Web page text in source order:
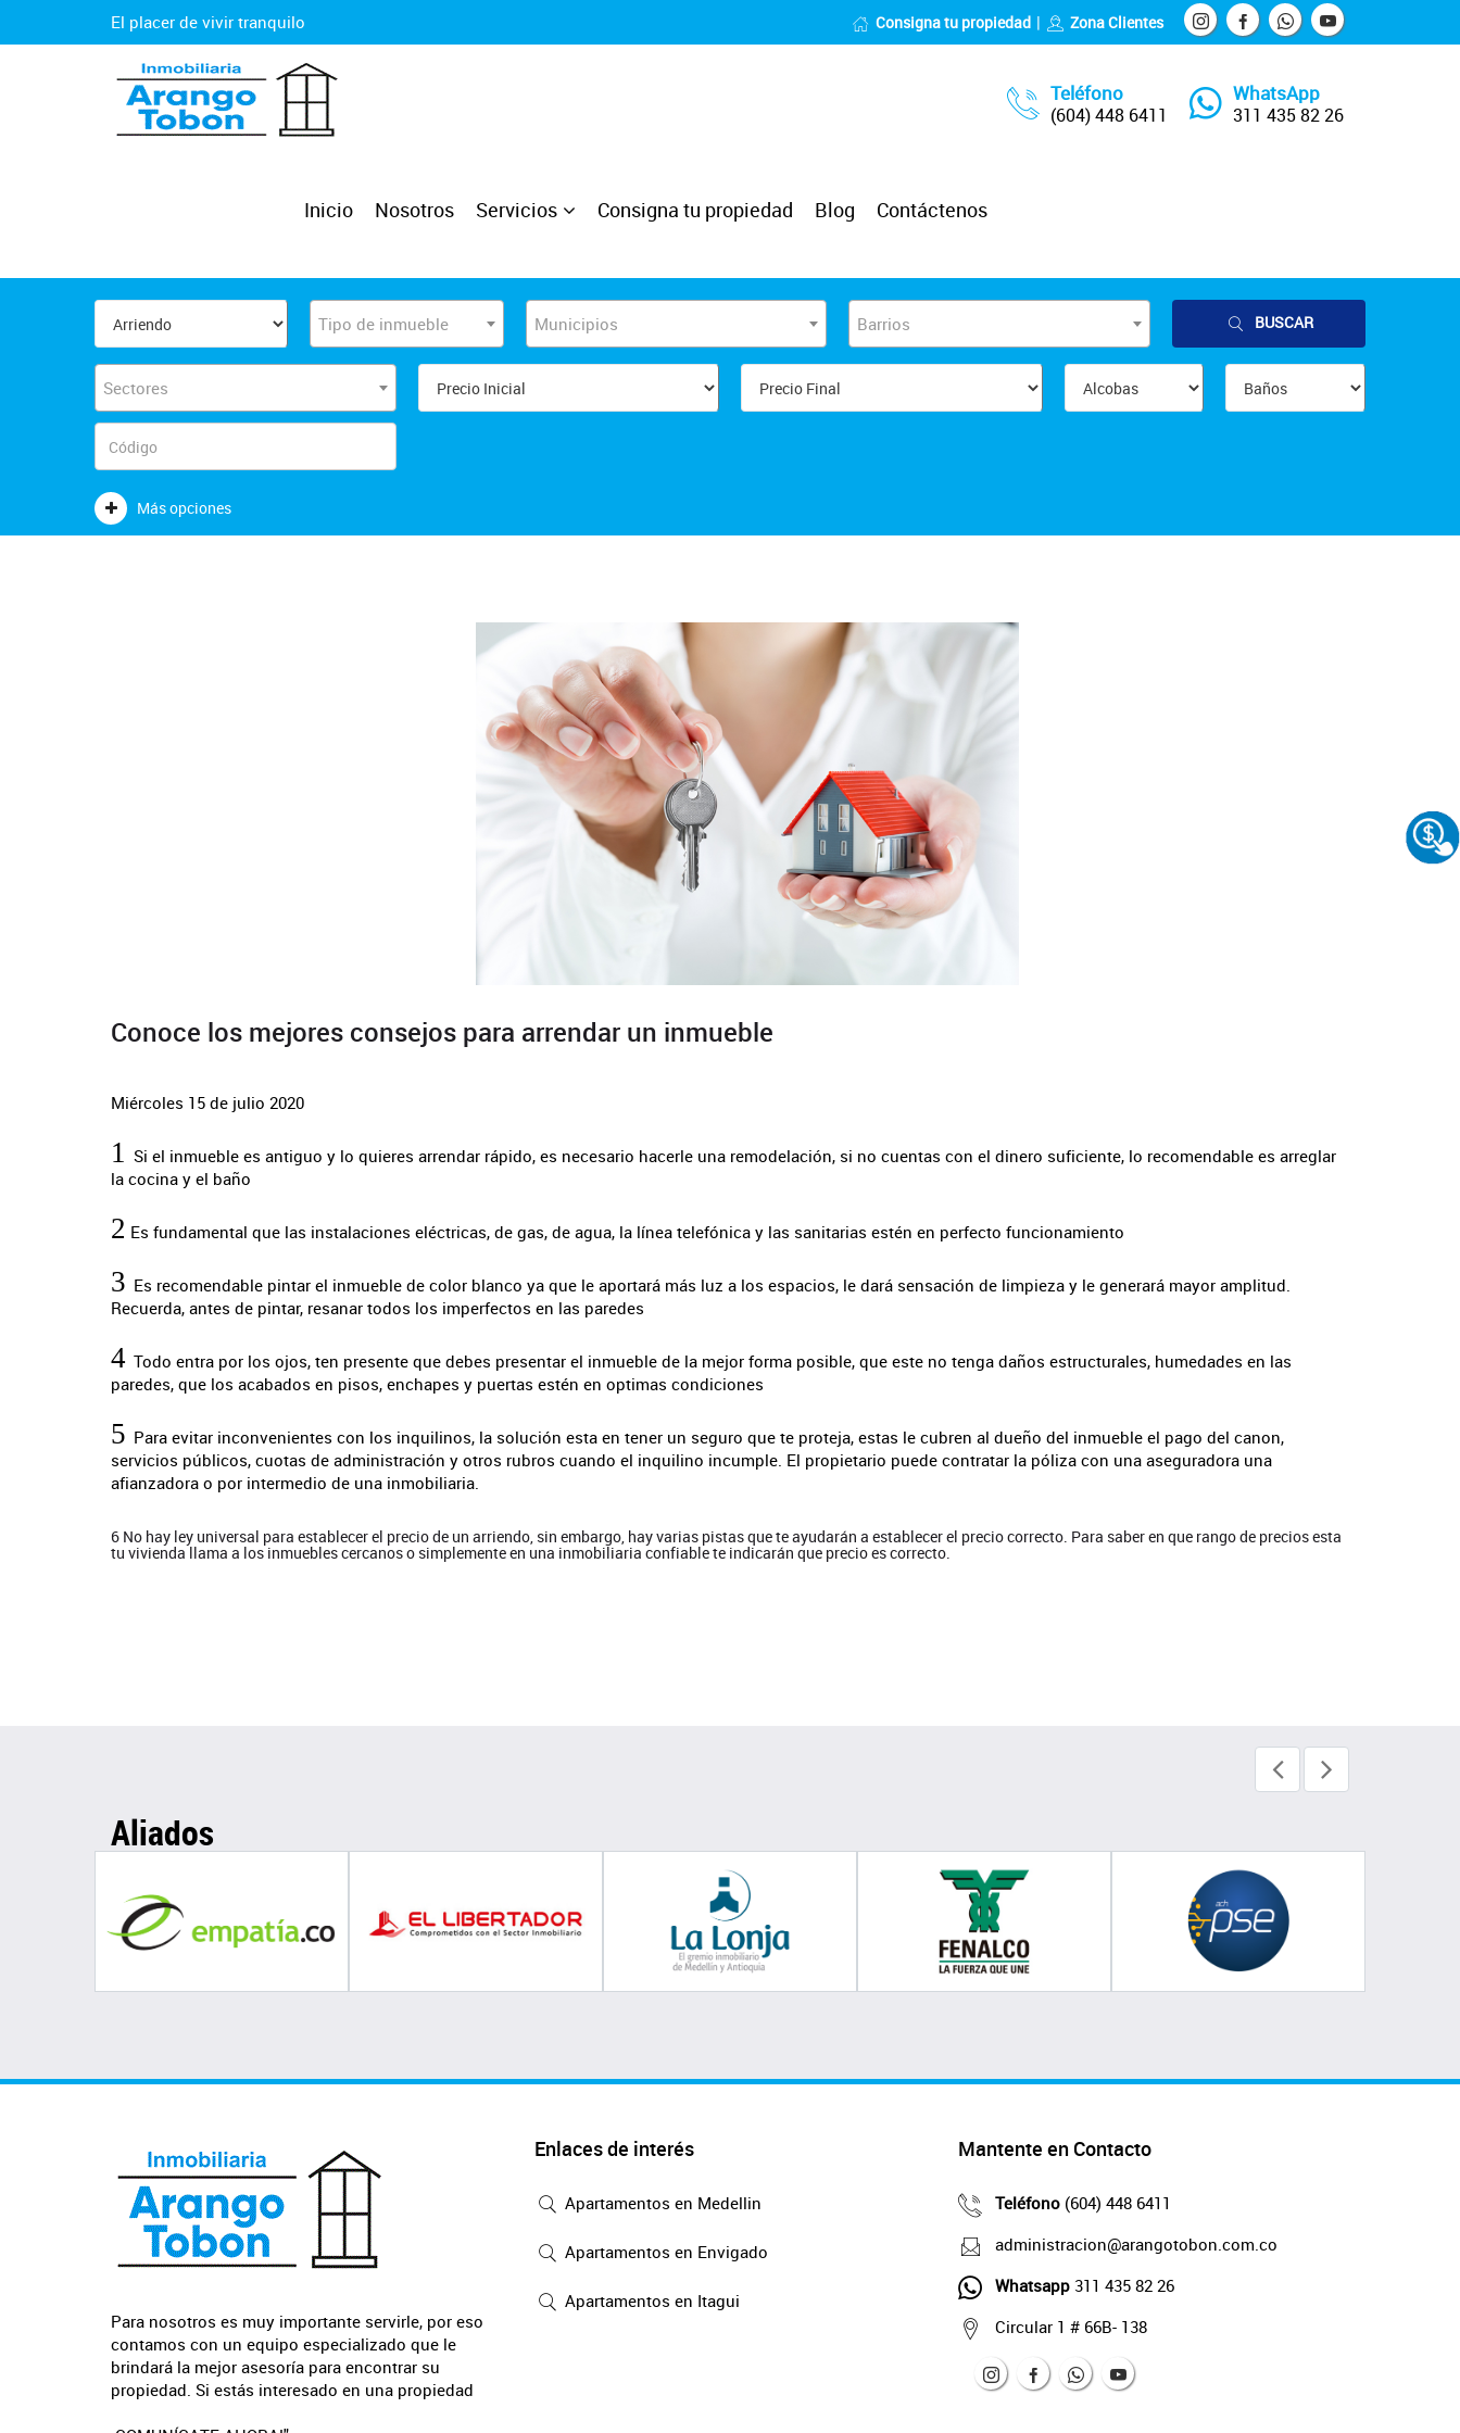
El placer de vivir tranquilo Consigna tu propiedad Zona Clientes
Teléfono
(604) 448 6411
WhatsApp
311 435 82 26
Inicio Nosotros Servicios Consigna tu propiedad Blog Contáctenos
Tipo de inmueble Municipios Barrios BUSCAR
Sectores
Más opciones
Conoce los mejores consejos para arrendar un inmueble
Miércoles 15 de julio 2020
1 Si el inmueble es antiguo y lo quieres arrendar rápido, es necesario hacerle una remodelación, si no cuentas con el dinero suficiente, lo recomendable es arreglar
la cocina y el baño
2 Es fundamental que las instalaciones eléctricas, de gas, de agua, la línea telefónica y las sanitarias estén en perfecto funcionamiento
3 Es recomendable pintar el inmueble de color blanco ya que le aportará más luz a los espacios, le dará sensación de limpieza y le generará mayor amplitud.
Recuerda, antes de pintar, resanar todos los imperfectos en las paredes
4 Todo entra por los ojos, ten presente que debes presentar el inmueble de la mejor forma posible, que este no tenga daños estructurales, humedades en las
paredes, que los acabados en pisos, enchapes y puertas estén en optimas condiciones
5 Para evitar inconvenientes con los inquilinos, la solución esta en tener un seguro que te proteja, estas le cubren al dueño del inmueble el pago del canon,
servicios públicos, cuotas de administración y otros rubros cuando el inquilino incumple. El propietario puede contratar la póliza con una aseguradora una
afianzadora o por intermedio de una inmobiliaria.
6 No hay ley universal para establecer el precio de un arriendo, sin embargo, hay varias pistas que te ayudarán a establecer el precio correcto. Para saber en que rango de precios esta
tu vivienda llama a los inmuebles cercanos o simplemente en una inmobiliaria confiable te indicarán que precio es correcto.
Aliados
Para nosotros es muy importante servirle, por eso
contamos con un equipo especializado que le
brindará la mejor asesoría para encontrar su
propiedad. Si estás interesado en una propiedad
Enlaces de interés
Apartamentos en Medellin
Apartamentos en Envigado
Apartamentos en Itagui
Mantente en Contacto
Teléfono (604) 448 6411
administracion@arangotobon.com.co
Whatsapp 311 435 82 26
Circular 1 # 66B- 138